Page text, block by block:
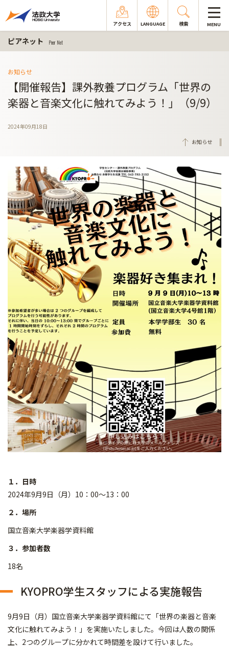
アクセス LANGUAGE 検索 MENU
ピアネット Peer Net
お知らせ
【開催報告】課外教養プログラム「世界の
楽器と音楽文化に触れてみよう！」（9/9）
2024年09月18日
お知らせ
１．日時
2024年9月9日（月）10：00～13：00
２．場所
国立音楽大学楽器学資料館
３．参加者数
18名
KYOPRO学生スタッフによる実施報告
9月9日（月）国立音楽大学楽器学資料館にて「世界の楽器と音楽
文化に触れてみよう！」を実施いたしました。今回は人数の関係
上、2つのグループに分かれて時間差を設けて行いました。